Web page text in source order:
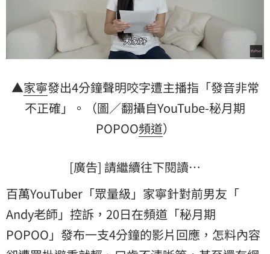
▲家寧發出4分鐘聲明咬字遭主播指「發音非常
不正確」。（圖／翻攝自YouTube-秘月期
POPOO頻道）
[廣告] 請繼續往下閱讀…
百萬YouTuber「眾量級」家寧針對前男友「
Andy老師 」控訴，20日在頻道「秘月期
POPOO」發布一支4分鐘的影片回應，怎料內容